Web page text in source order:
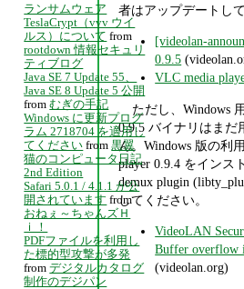
者はアップデートし
[videolan-
0.9.5
VLC media
ただし、Windows
0.9.5 バイナリはまだ
ん。Windows 版の利
player 0.9.4 をインス
demux plugin
してください。
VideoLAN
Buffer overflow
(videolan.org)
ランサムウェア
TeslaCrypt（vvv ウイ
ルス）について from
rootdown 情報セキュリ
ティブログ
Java SE 7 Update 55、
Java SE 8 Update 5 公開
from むぎの手記
Windows に更新プログ
ラム 2718704 を適用し
てください from 黒翼
猫のコンピュータ日記
2nd Edition
Safari 5.0.1 / 4.1.1 が公
開されています from
おねぇ～ちゃんズＨ
ｉ！
PDFファイルを利用し
た標的型攻撃が多発
from デジタルカタログ
制作のデジパン